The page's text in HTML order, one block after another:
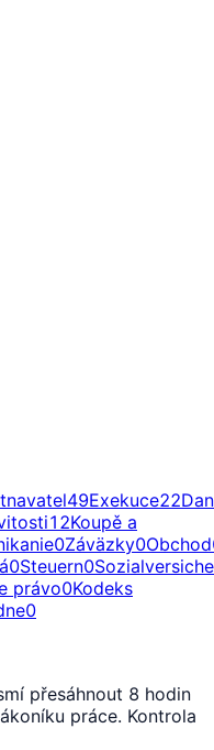
49Exekuce22
12Koupě a
0Záväzky0Obchod
0Steuern0
právo0Kodeks
0
přesáhnout 8 hodin
práce. Kontrola